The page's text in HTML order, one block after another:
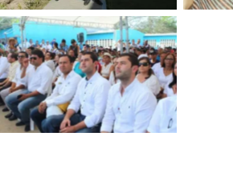
Sin leyenda